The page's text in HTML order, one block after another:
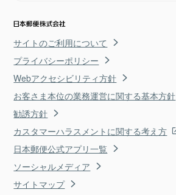
サイトのご利用について
プライバシーポリシー
Webアクセシビリティ方針
お客さま本位の業務運営に関する基本方針
勧誘方針
カスタマーハラスメントに関する考え方
日本郵便公式アプリ一覧
ソーシャルメディア
サイトマップ